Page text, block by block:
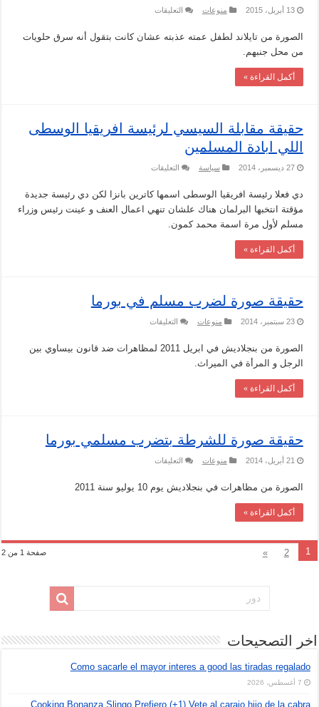
13 أبريل، 2015 منوعات التعليقات
من
الصورة من تايلاند لطفل عمته عذبته عشان كانت بتقول أنه سرق حلويات
من محل جنبهم.
أكمل القراءة »
حقيقة مقابلة السيسي لرئيسة افريقيا الوسطى
اللي ابادة المسلمين
27 ديسمبر، 2014 سياسة التعليقات
السيسي
لرئيسة
افريقيا
دي فعلا رئيسة افريقيا الوسطى اسمها كاترين بانزا لكن دي رئيسة جديدة
مؤقتة انتخبها البرلمان هناك علشان تنهي اعمال العنف و عينت رئيس وزراء
مسلم لأول مرة اسمة محمد كمون.
أكمل القراءة »
حقيقة صورة لضرب مسلم في بورما
23 سبتمبر، 2014 منوعات التعليقات
لضرب
الصورة من بنجلاديش في ابريل 2011 لمظاهرات ضد قانون بيساوي بين
الرجل و المرأة في الميراث.
أكمل القراءة »
حقيقة صورة للشرطة بتضرب مسلمي بورما
21 أبريل، 2014 منوعات التعليقات
للشرطةالصورة من مظاهرات في بنجلاديش يوم 10 يوليو سنة 2011
أكمل القراءة »
صفحة 1 من 2 1
2
»
اخر التصحيحات
Como sacarle el mayor interes a good las tiradas regalado
7 أغسطس، 2026
Cooking Bonanza Slingo Prefiero (+1) Vete al carajo hijo de la cabra